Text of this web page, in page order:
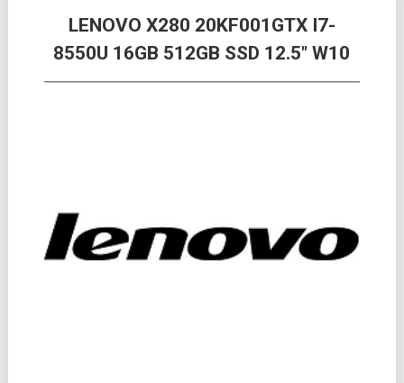
LENOVO X280 20KF001GTX I7-
8550U 16GB 512GB SSD 12.5″ W10